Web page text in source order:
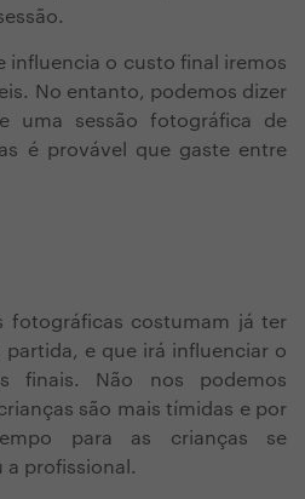
influencia o custo final iremos
No entanto, podemos dizer
uma sessão fotográfica de
é provável que gaste entre
fotográficas costumam já ter
e que irá influenciar o
finais. Não nos podemos
são mais tímidas e por
para as crianças se
a profissional.